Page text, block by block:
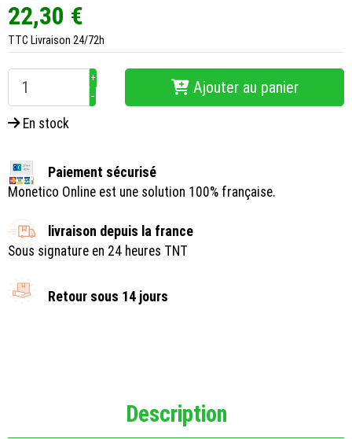
22,30 €
TTC Livraison 24/72h
+
−
Ajouter au panier
En stock
Paiement sécurisé
Monetico Online est une solution 100% française.
livraison depuis la france
Sous signature en 24 heures TNT
Retour sous 14 jours
Description